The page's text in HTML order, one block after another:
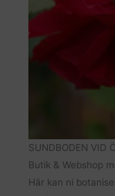
SUNDBODEN VID
Butik & Webshop
Här kan ni